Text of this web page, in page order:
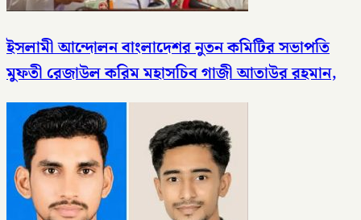
ইসলামী আন্দোলন বাংলাদেশর নুতন কমিটির সভাপতি
মুফতী রেজাউল করিম মহাসচিব গাজী আতাউর রহমান,